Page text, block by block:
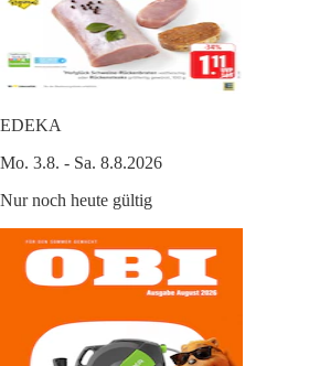
EDEKA
Mo. 3.8. - Sa. 8.8.2026
Nur noch heute gültig